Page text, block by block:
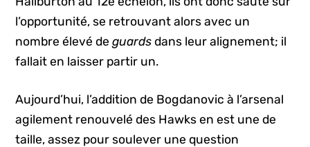
l’opportunité, se retrouvant alors avec un
nombre élevé deguards dans leur alignement; il
fallait en laisser partir un.
Aujourd’hui, l’addition de Bogdanovic à l’arsenal
agilement renouvelé des Hawks en est une de
taille, assez pour soulever une question